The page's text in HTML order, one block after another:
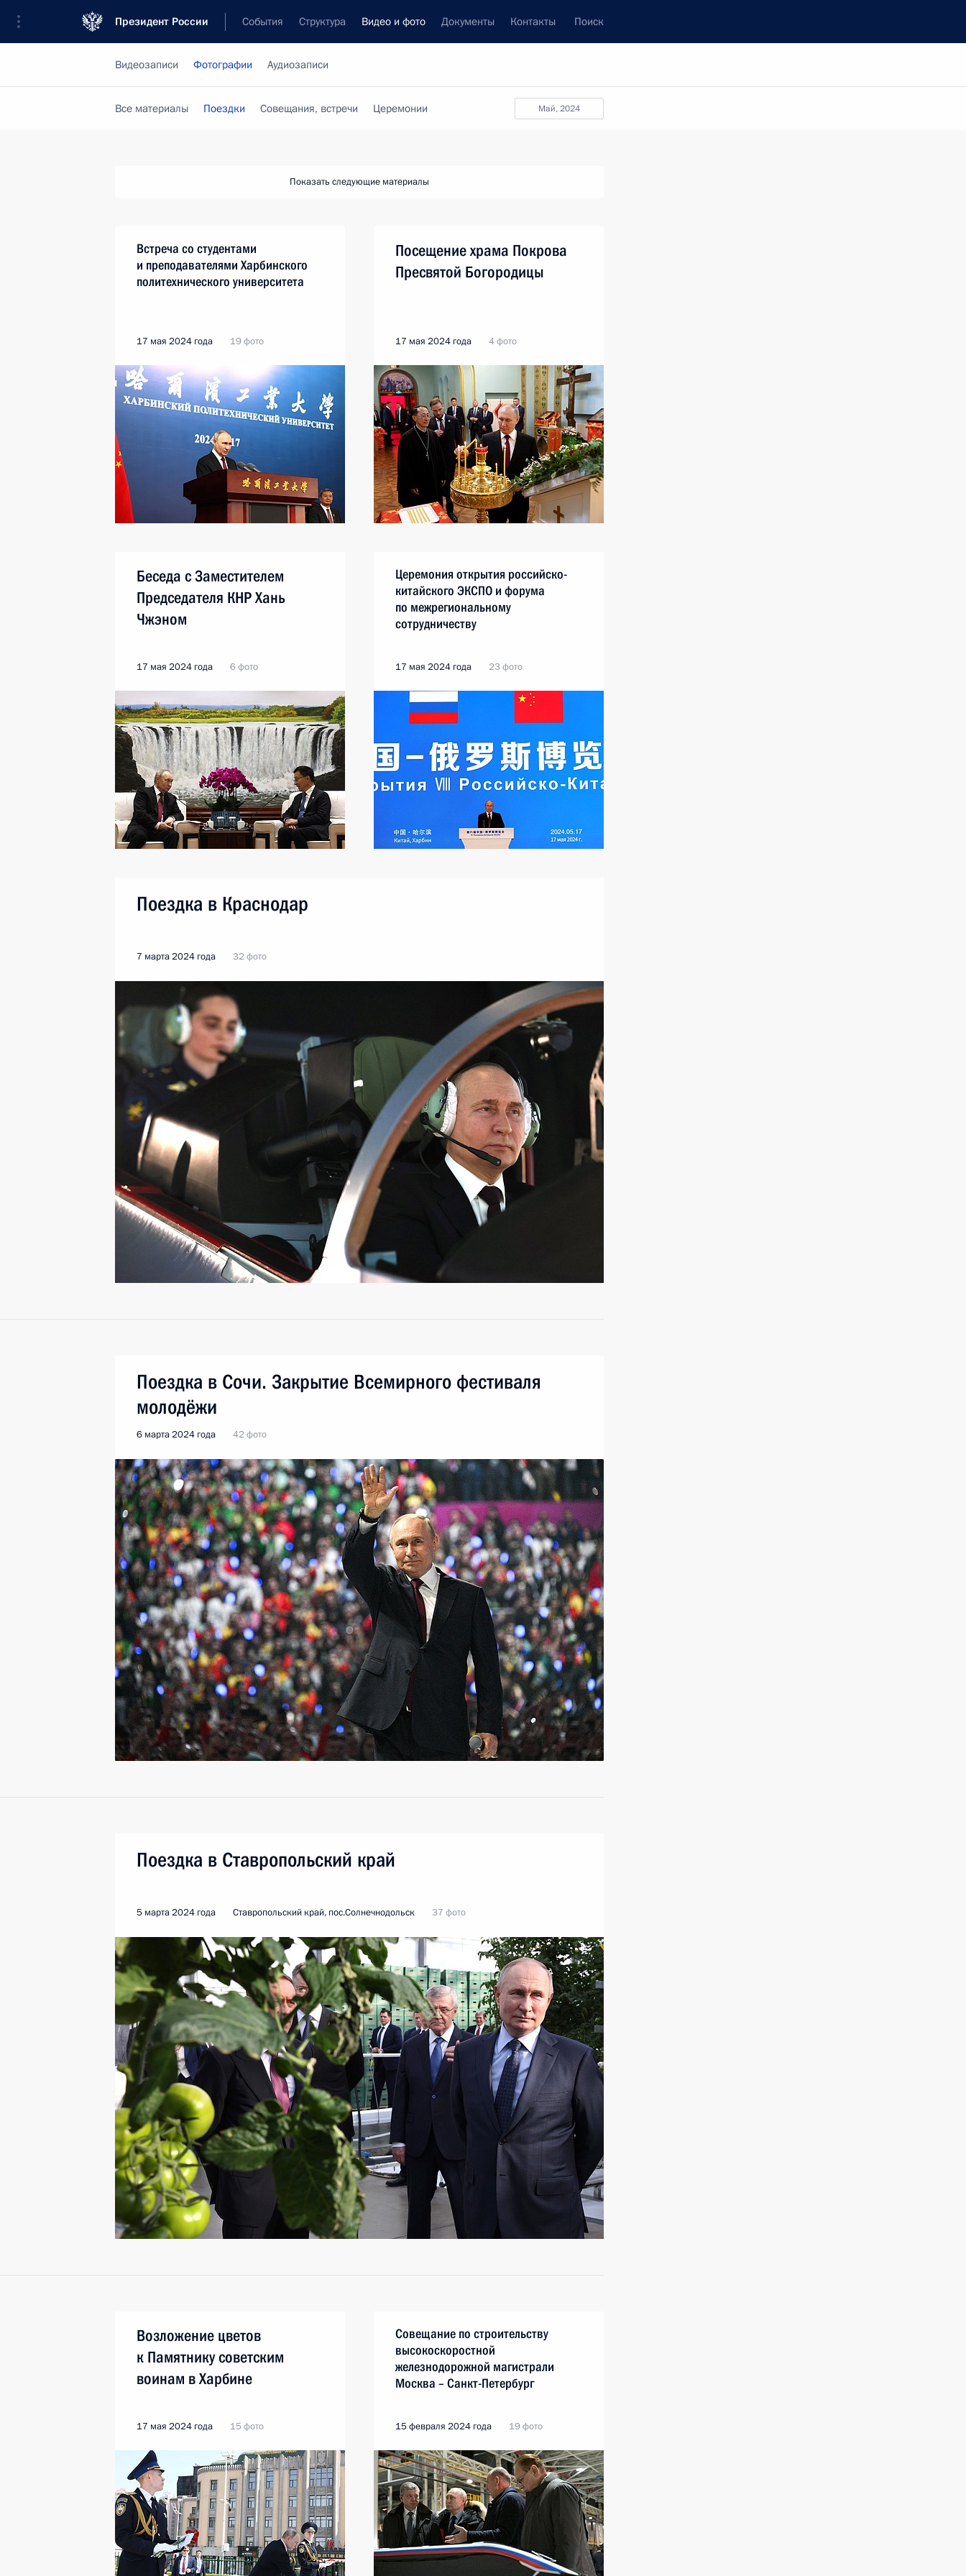
Президент России События Структура Видео и фото Документы Контакты Поиск
Видеозаписи Фотографии Аудиозаписи
май, 2024
Все материалы Поездки Совещания, встречи Церемонии
Показать следующие материалы
Встреча со студентами
и преподавателями Харбинского
политехнического университета
17 мая 2024 года 19 фото
Посещение храма Покрова
Пресвятой Богородицы
17 мая 2024 года 4 фото
Беседа с Заместителем
Председателя КНР Хань
Чжэном
17 мая 2024 года 6 фото
Церемония открытия российско-
китайского ЭКСПО и форума
по межрегиональному
сотрудничеству
17 мая 2024 года 23 фото
Поездка в Краснодар
7 марта 2024 года 32 фото
Поездка в Сочи. Закрытие Всемирного фестиваля
молодёжи
6 марта 2024 года 42 фото
Поездка в Ставропольский край
5 марта 2024 года Ставропольский край, пос.Солнечнодольск 37 фото
Возложение цветов
к Памятнику советским
воинам в Харбине
17 мая 2024 года 15 фото
Совещание по строительству
высокоскоростной
железнодорожной магистрали
Москва – Санкт-Петербург
15 февраля 2024 года 19 фото